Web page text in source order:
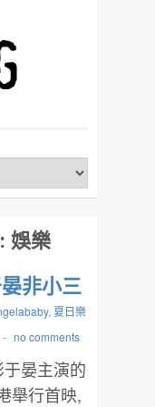
娛樂
非小三
, 夏日樂
- no comments
晏主演的
舉行首映,